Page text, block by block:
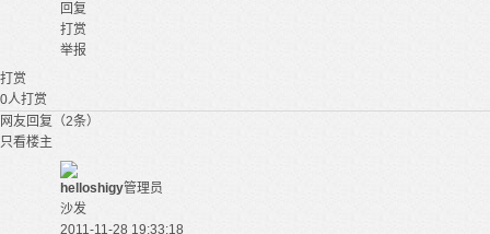
回复
打赏
举报
打赏
0人打赏
网友回复（2条）
只看楼主
helloshigy管理员
沙发
2011-11-28 19:33:18